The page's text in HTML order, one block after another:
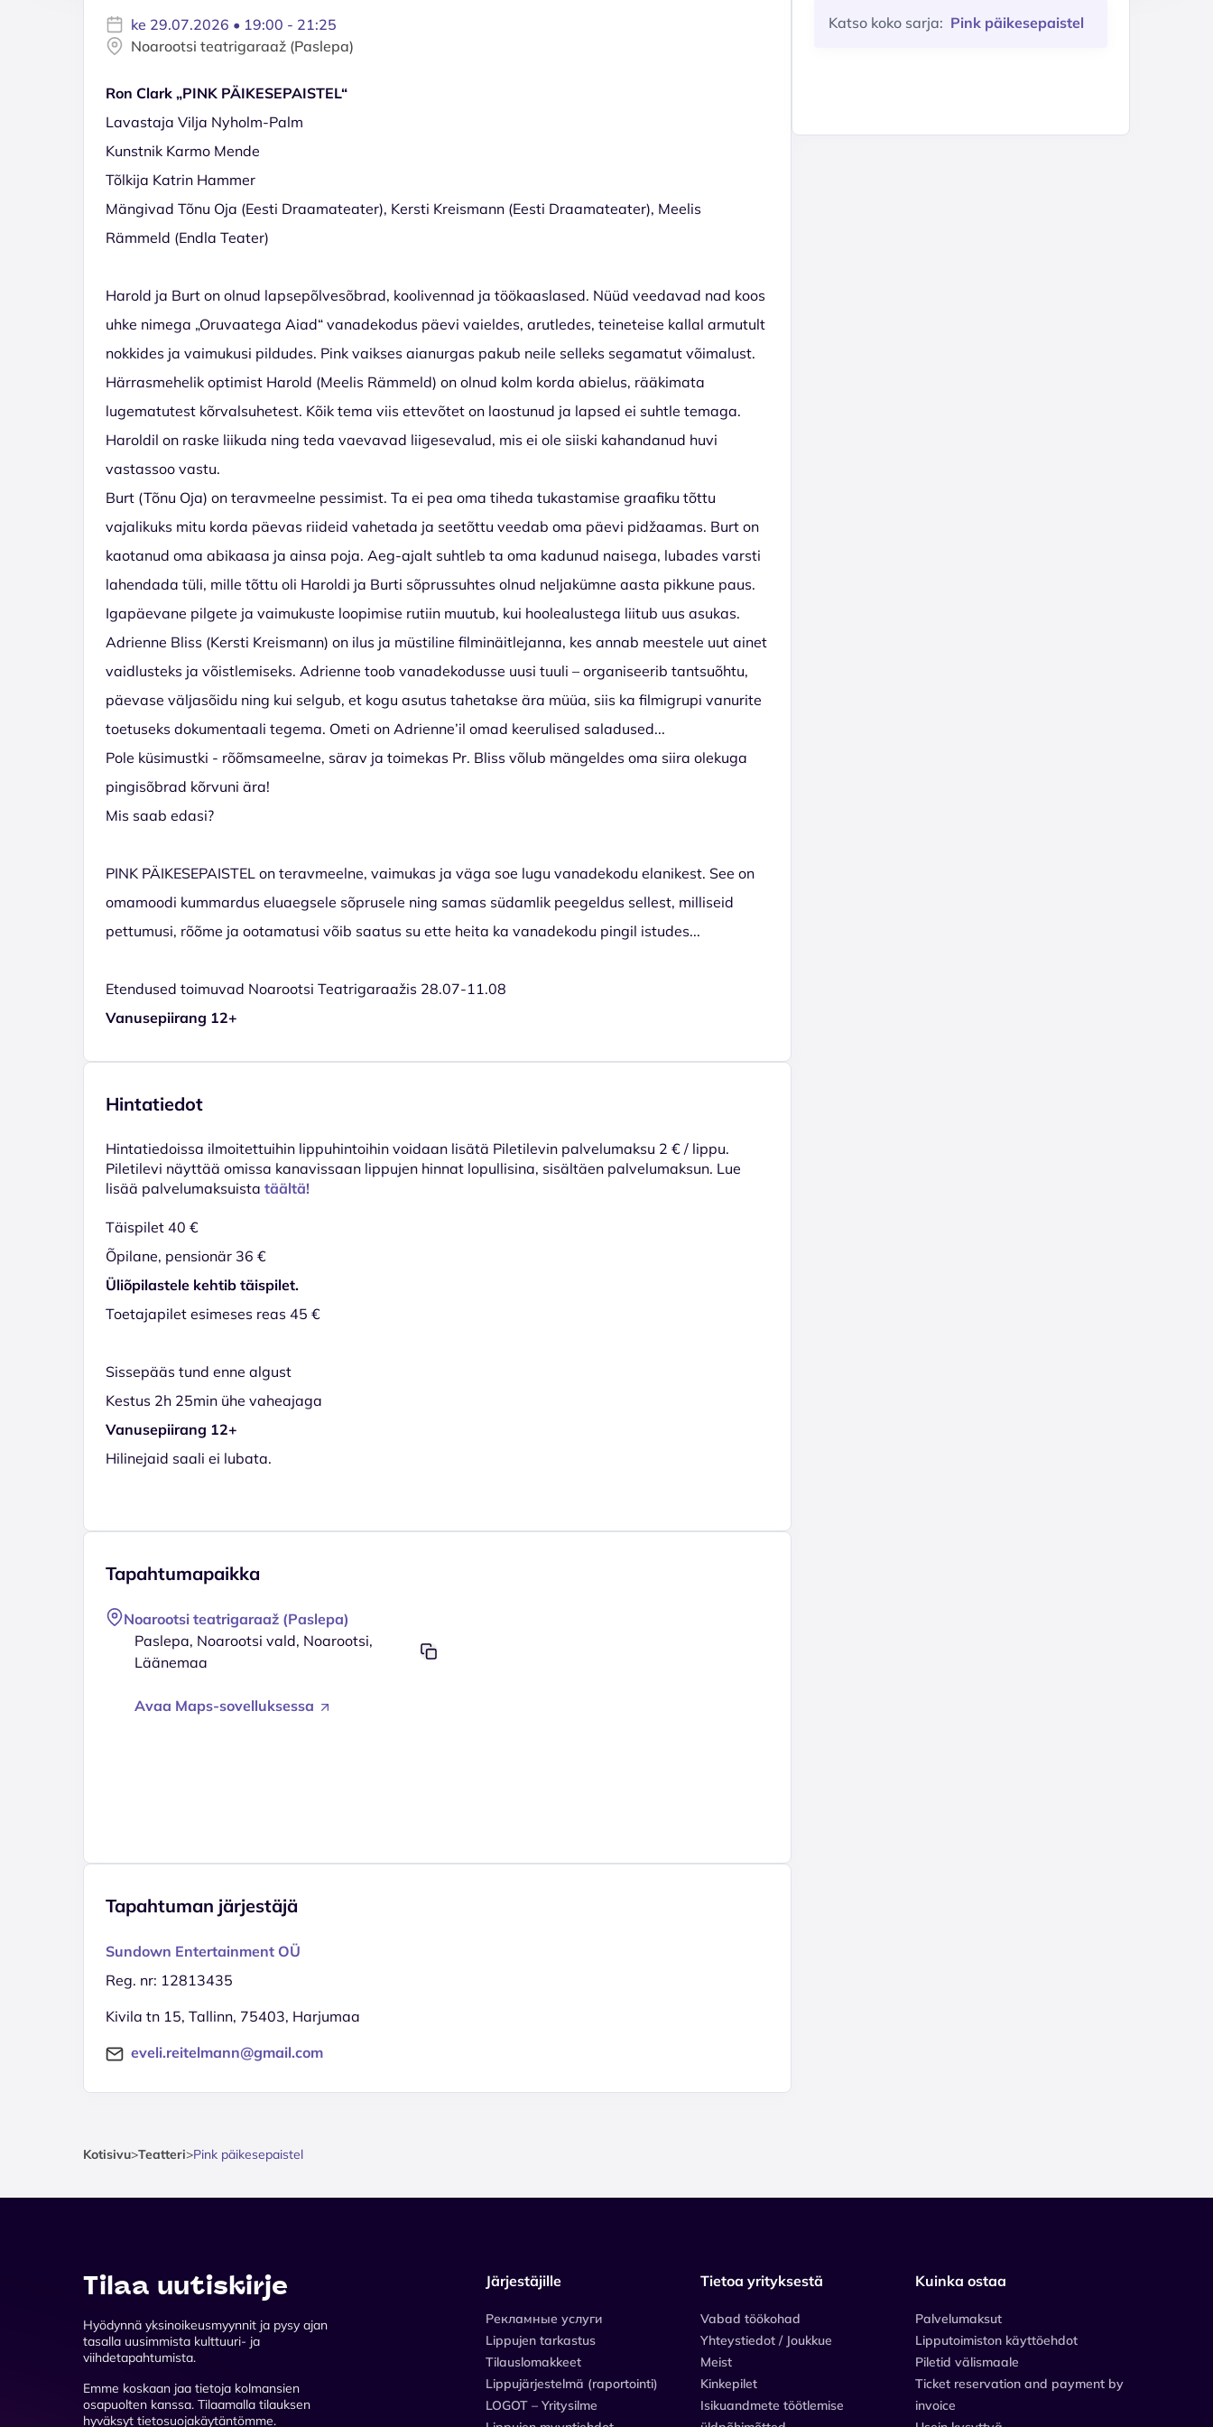
ke 29.07.2026 • 19:00 - 21:25
Noarootsi teatrigaraaž (Paslepa)
Ron Clark „PINK PÄIKESEPAISTEL“
Lavastaja Vilja Nyholm-Palm
Kunstnik Karmo Mende
Tõlkija Katrin Hammer
Mängivad Tõnu Oja (Eesti Draamateater), Kersti Kreismann (Eesti Draamateater), Meelis
Rämmeld (Endla Teater)
Harold ja Burt on olnud lapsepõlvesõbrad, koolivennad ja töökaaslased. Nüüd veedavad nad koos
uhke nimega „Oruvaatega Aiad“ vanadekodus päevi vaieldes, arutledes, teineteise kallal armutult
nokkides ja vaimukusi pildudes. Pink vaikses aianurgas pakub neile selleks segamatut võimalust.
Härrasmehelik optimist Harold (Meelis Rämmeld) on olnud kolm korda abielus, rääkimata
lugematutest kõrvalsuhetest. Kõik tema viis ettevõtet on laostunud ja lapsed ei suhtle temaga.
Haroldil on raske liikuda ning teda vaevavad liigesevalud, mis ei ole siiski kahandanud huvi
vastassoo vastu.
Burt (Tõnu Oja) on teravmeelne pessimist. Ta ei pea oma tiheda tukastamise graafiku tõttu
vajalikuks mitu korda päevas riideid vahetada ja seetõttu veedab oma päevi pidžaamas. Burt on
kaotanud oma abikaasa ja ainsa poja. Aeg-ajalt suhtleb ta oma kadunud naisega, lubades varsti
lahendada tüli, mille tõttu oli Haroldi ja Burti sõprussuhtes olnud neljakümne aasta pikkune paus.
Igapäevane pilgete ja vaimukuste loopimise rutiin muutub, kui hoolealustega liitub uus asukas.
Adrienne Bliss (Kersti Kreismann) on ilus ja müstiline filminäitlejanna, kes annab meestele uut ainet
vaidlusteks ja võistlemiseks. Adrienne toob vanadekodusse uusi tuuli – organiseerib tantsuõhtu,
päevase väljasõidu ning kui selgub, et kogu asutus tahetakse ära müüa, siis ka filmigrupi vanurite
toetuseks dokumentaali tegema. Ometi on Adrienne’il omad keerulised saladused...
Pole küsimustki - rõõmsameelne, särav ja toimekas Pr. Bliss võlub mängeldes oma siira olekuga
pingisõbrad kõrvuni ära!
Mis saab edasi?
PINK PÄIKESEPAISTEL on teravmeelne, vaimukas ja väga soe lugu vanadekodu elanikest. See on
omamoodi kummardus eluaegsele sõprusele ning samas südamlik peegeldus sellest, milliseid
pettumusi, rõõme ja ootamatusi võib saatus su ette heita ka vanadekodu pingil istudes...
Etendused toimuvad Noarootsi Teatrigaraažis 28.07-11.08
Vanusepiirang 12+
Hintatiedot
Hinta­tiedoissa ilmoitettuihin lippuhintoihin voidaan lisätä Piletilevin palvelumaksu 2 € / lippu.
Piletilevi näyttää omissa kanavissaan lippujen hinnat lopullisina, sisältäen palvelumaksun. Lue
lisää palvelumaksuista täältä!
Täispilet 40 €
Õpilane, pensionär 36 €
Üliõpilastele kehtib täispilet.
Toetajapilet esimeses reas 45 €
Sissepääs tund enne algust
Kestus 2h 25min ühe vaheajaga
Vanusepiirang 12+
Hilinejaid saali ei lubata.
Tapahtumapaikka
Noarootsi teatrigaraaž (Paslepa)
Paslepa, Noarootsi vald, Noarootsi,
Läänemaa
Avaa Maps-sovelluksessa
Tapahtuman järjestäjä
Sundown Entertainment OÜ
Reg. nr: 12813435
Kivila tn 15, Tallinn, 75403, Harjumaa
eveli.reitelmann@gmail.com
Katso koko sarja: Pink päikesepaistel
Kotisivu>Teatteri>Pink päikesepaistel
Tilaa uutiskirje
Hyödynnä yksinoikeusmyynnit ja pysy ajan
tasalla uusimmista kulttuuri- ja
viihdetapahtumista.
Emme koskaan jaa tietoja kolmansien
osapuolten kanssa. Tilaamalla tilauksen
hyväksyt tietosuojakäytäntömme.
Järjestäjille
Рекламные услуги
Lippujen tarkastus
Tilauslomakkeet
Lippujärjestelmä (raportointi)
LOGOT – Yritysilme
Tietoa yrityksestä
Vabad töökohad
Yhteystiedot / Joukkue
Meist
Kinkepilet
Isikuandmete töötlemise
Kuinka ostaa
Palvelumaksut
Lipputoimiston käyttöehdot
Piletid välismaale
Ticket reservation and payment by
invoice